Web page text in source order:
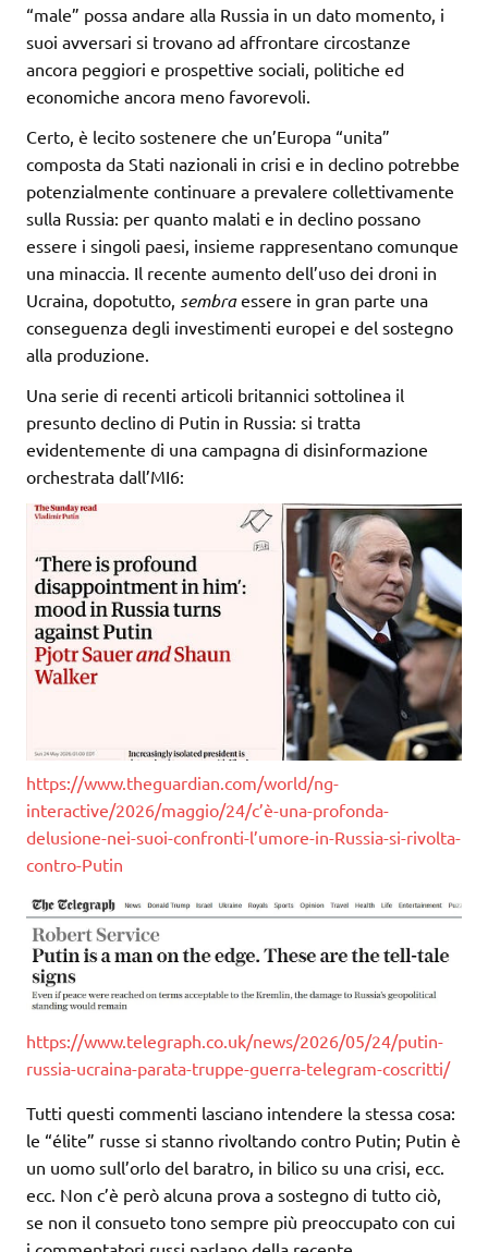
“male” possa andare alla Russia in un dato momento, i
suoi avversari si trovano ad affrontare circostanze
ancora peggiori e prospettive sociali, politiche ed
economiche ancora meno favorevoli.
Certo, è lecito sostenere che un’Europa “unita”
composta da Stati nazionali in crisi e in declino potrebbe
potenzialmente continuare a prevalere collettivamente
sulla Russia: per quanto malati e in declino possano
essere i singoli paesi, insieme rappresentano comunque
una minaccia. Il recente aumento dell’uso dei droni in
Ucraina, dopotutto, sembraessere in gran parte una
conseguenza degli investimenti europei e del sostegno
alla produzione.
Una serie di recenti articoli britannici sottolinea il
presunto declino di Putin in Russia: si tratta
evidentemente di una campagna di disinformazione
orchestrata dall’MI6:
https://www.theguardian.com/world/ng-
interactive/2026/maggio/24/c’è-una-profonda-
delusione-nei-suoi-confronti-l’umore-in-Russia-si-rivolta-
contro-Putin
https://www.telegraph.co.uk/news/2026/05/24/putin-
russia-ucraina-parata-truppe-guerra-telegram-coscritti/
Tutti questi commenti lasciano intendere la stessa cosa:
le “élite” russe si stanno rivoltando contro Putin; Putin è
un uomo sull’orlo del baratro, in bilico su una crisi, ecc.
ecc. Non c’è però alcuna prova a sostegno di tutto ciò,
se non il consueto tono sempre più preoccupato con cui